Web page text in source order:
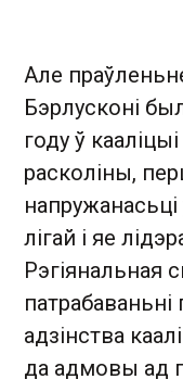
Але
Бэрлусконі
году ў
расколіны,
лігай і яе
Рэгіянальная
адзінства
да адмовы ад